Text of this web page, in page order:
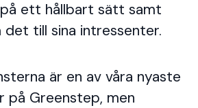
ett hållbart sätt samt
till sina intressenter.
är en av våra nyaste
på Greenstep, men